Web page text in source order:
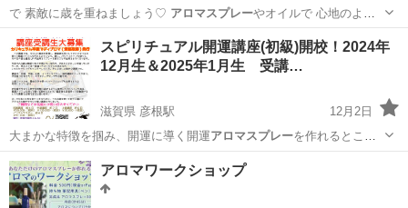
で 素敵に歳を重ねましょう♡ アロマスプレーやオイルで 心地のよい
呼吸を感じ …
埼玉 さいたま市 ヨガ 公民館
スピリチュアル開運講座(初級)開校！2024年
12月生＆2025年1月生 受講…
滋賀県 彦根駅
12月2日
大まかな特徴を掴み、開運に導く開運アロマスプレーを作れるところ
まで実践しながらやっ…
滋賀 彦根市 その他 講座
アロマワークショップ